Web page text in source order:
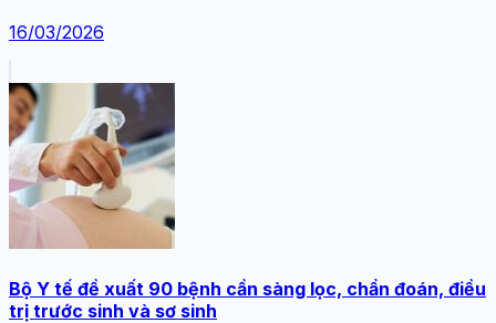
16/03/2026
Bộ Y tế đề xuất 90 bệnh cần sàng lọc, chẩn đoán, điều
trị trước sinh và sơ sinh